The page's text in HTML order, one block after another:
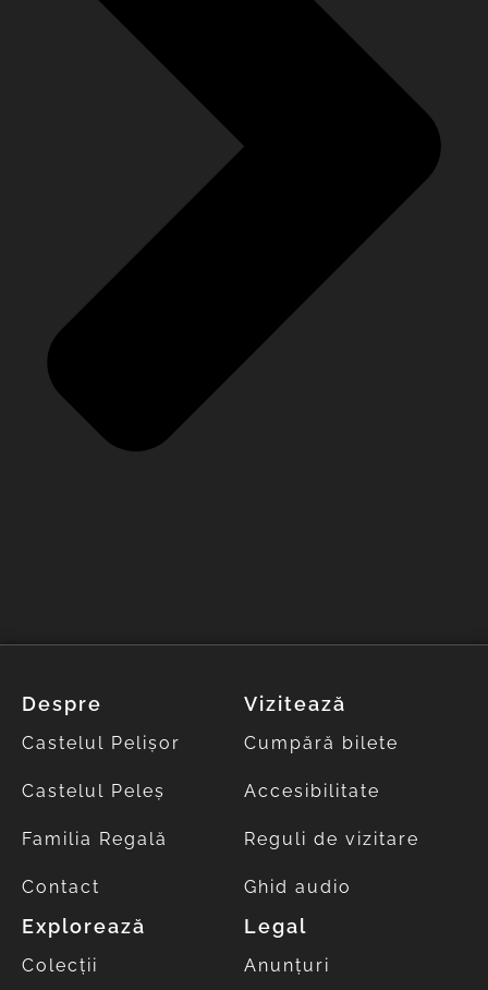
Despre
Castelul Pelișor
Castelul Peleș
Familia Regală
Contact
Vizitează
Cumpără bilete
Accesibilitate
Reguli de vizitare
Ghid audio
Explorează
Colecții
Legal
Anunțuri